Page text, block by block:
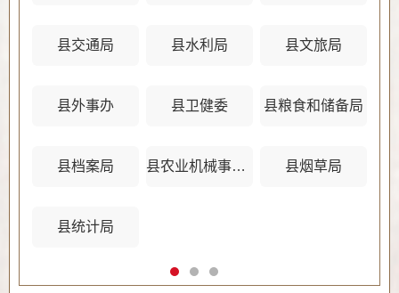
县交通局 县水利局 县文旅局
县外事办 县卫健委 县粮食和储备局
县档案局 县农业机械事务管理中心 县烟草局
县统计局